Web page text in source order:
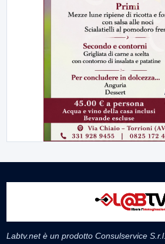
Labtv.net è un prodotto Consulservice S.r.l.